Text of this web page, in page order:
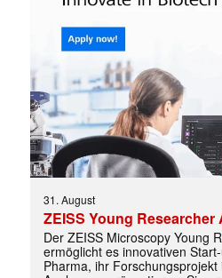
Mit dem
jede Woche
E-
Mail
(erforderlich)
31. August
ZEISS Young Researcher
Der ZEISS Microscopy Young
ermöglicht es innovativen
Pharma, ihr